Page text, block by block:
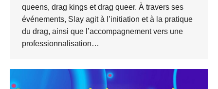
queens, drag kings et drag queer. À travers ses
événements, Slay agit à l’initiation et à la pratique
du drag, ainsi que l’accompagnement vers une
professionnalisation…